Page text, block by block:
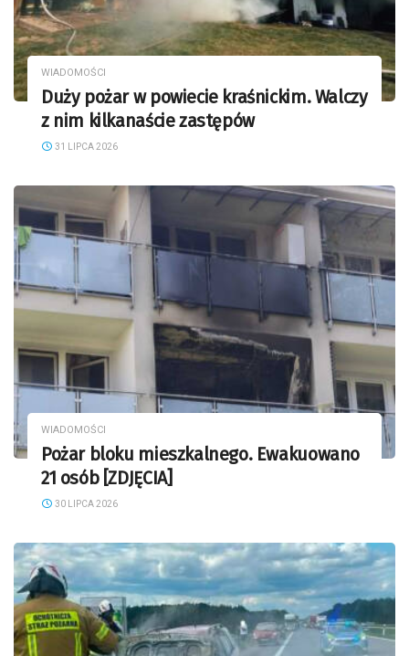
WIADOMOŚCI
Duży pożar w powiecie kraśnickim. Walczy
z nim kilkanaście zastępów
31 LIPCA 2026
WIADOMOŚCI
Pożar bloku mieszkalnego. Ewakuowano
21 osób [ZDJĘCIA]
30 LIPCA 2026